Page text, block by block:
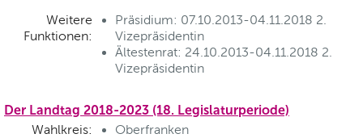
Weitere
Funktionen:
Präsidium: 07.10.2013-04.11.2018 2.
Vizepräsidentin
Ältestenrat: 24.10.2013-04.11.2018 2.
Vizepräsidentin
Der Landtag 2018-2023 (18. Legislaturperiode)
Wahlkreis:
Oberfranken